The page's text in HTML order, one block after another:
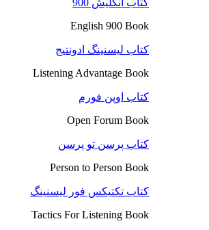
English 900 Book
کتاب لیسنینگ ادونتیج
Listening Advantage Book
کتاب اوپن فورم
Open Forum Book
کتاب پرسن تو پرسن
Person to Person Book
کتاب تکتیکس فور لیسنینگ
Tactics For Listening Book